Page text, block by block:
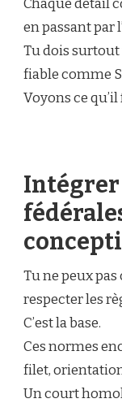
Chaque détail
en passant par
Tu dois
fiable comme
Voyons ce
Intégrer
Tu ne peux
respecter les
C’est la base.
Ces normes
filet,
Un court